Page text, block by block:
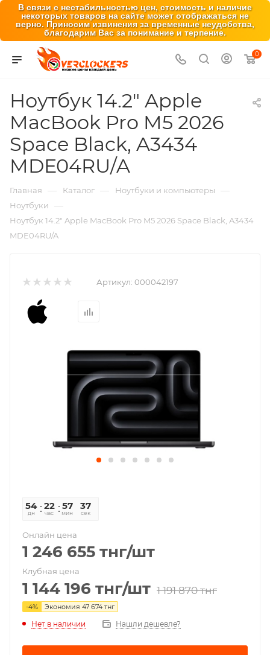
В связи с нестабильностью цен, стоимость и наличие
некоторых товаров на сайте может отображаться не
верно. Приносим извинения за временные неудобства,
благодарим Вас за понимание и терпение.
0
Ноутбук 14.2" Apple
MacBook Pro M5 2026
Space Black, A3434
MDE04RU/A
Главная — Каталог — Ноутбуки и компьютеры —
Ноутбуки —
Ноутбук 14.2" Apple MacBook Pro M5 2026 Space Black, A3434
MDE04RU/A
Артикул: 000042197
54
дн
22
час
57
мин
37
сек
Онлайн цена
1 246 655 тнг/шт
Клубная цена
1 144 196 тнг/шт 1 191 870тнг
-4% Экономия 47 674 тнг
Нет в наличии Нашли дешевле?